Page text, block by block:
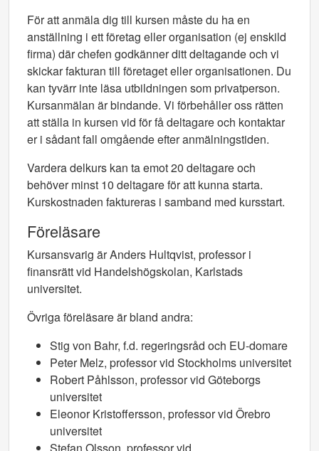
För att anmäla dig till kursen måste du ha en
anställning i ett företag eller organisation (ej enskild
firma) där chefen godkänner ditt deltagande och vi
skickar fakturan till företaget eller organisationen. Du
kan tyvärr inte läsa utbildningen som privatperson.
Kursanmälan är bindande. Vi förbehåller oss rätten
att ställa in kursen vid för få deltagare och kontaktar
er i sådant fall omgående efter anmälningstiden.
Vardera delkurs kan ta emot 20 deltagare och
behöver minst 10 deltagare för att kunna starta.
Kurskostnaden faktureras i samband med kursstart.
Föreläsare
Kursansvarig är Anders Hultqvist, professor i
finansrätt vid Handelshögskolan, Karlstads
universitet.
Övriga föreläsare är bland andra:
Stig von Bahr, f.d. regeringsråd och EU-domare
Peter Melz, professor vid Stockholms universitet
Robert Påhlsson, professor vid Göteborgs
universitet
Eleonor Kristoffersson, professor vid Örebro
universitet